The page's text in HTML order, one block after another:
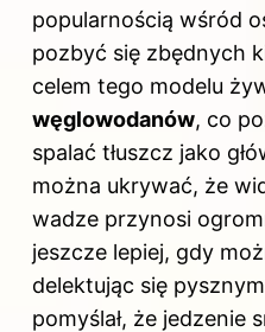
popularnością wśród
pozbyć się zbędnych
celem tego modelu
węglowodanów, co
spalać tłuszcz jako
można ukrywać, że
wadze przynosi
jeszcze lepiej, gdy
delektując się
pomyślał, że jedzenie